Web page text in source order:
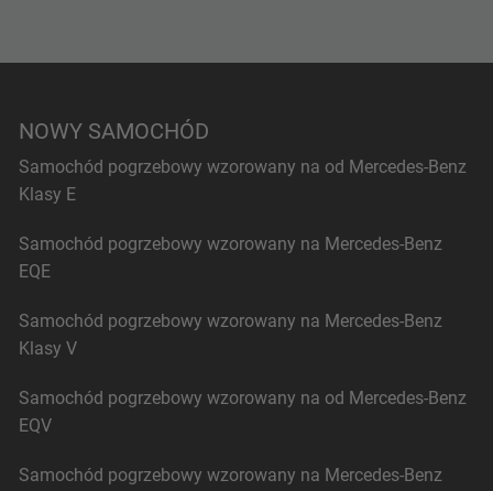
NOWY SAMOCHÓD
Samochód pogrzebowy wzorowany na od Mercedes-Benz
Klasy E
Samochód pogrzebowy wzorowany na Mercedes-Benz
EQE
Samochód pogrzebowy wzorowany na Mercedes-Benz
Klasy V
Samochód pogrzebowy wzorowany na od Mercedes-Benz
EQV
Samochód pogrzebowy wzorowany na Mercedes-Benz